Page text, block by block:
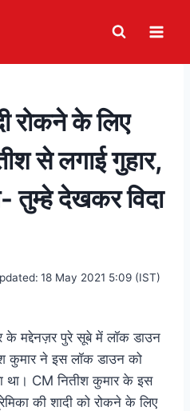
रोकने के लिए
से लगाई गुहार,
तुम्हे देखकर विदा
18 May 2021 5:09 (IST)
के मद्देनज़र पुरे सूबे में लॉक डाउन
कुमार ने इस लॉक डाउन को
था। CM नितीश कुमार के इस
की शादी को रोकने के लिए